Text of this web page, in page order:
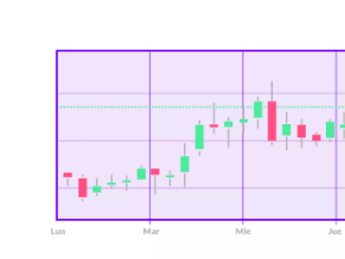
DeFi, descentralización y yield
Inversión empresarial en
OTC, inversiones extrabursátiles